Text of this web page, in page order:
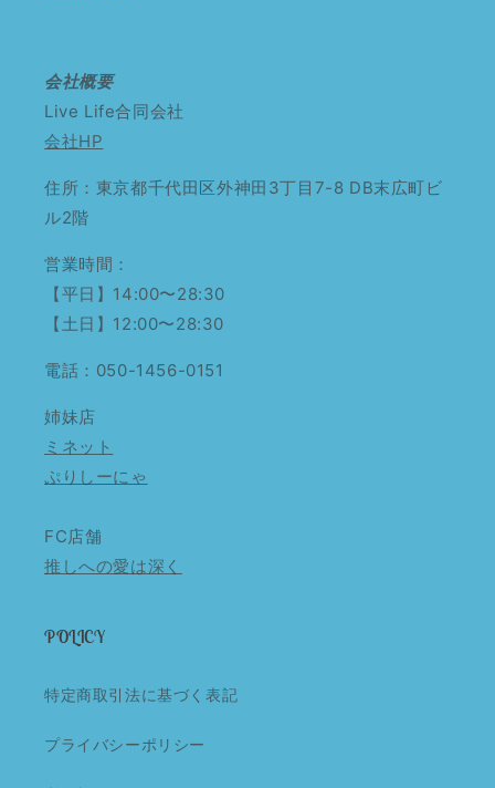
会社概要
Live Life合同会社
会社HP
住所：東京都千代田区外神田3丁目7-8 DB末広町ビ
ル2階
営業時間：
【平日】14:00〜28:30
【土日】12:00〜28:30
電話：050-1456-0151
姉妹店
ミネット
ぷりしーにゃ
FC店舗
推しへの愛は深く
POLICY
特定商取引法に基づく表記
プライバシーポリシー